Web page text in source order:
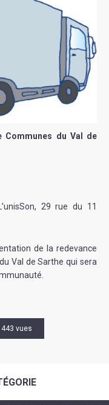
Communes du Val de
29 rue du 11
de la redevance
Val de Sarthe qui sera
vues